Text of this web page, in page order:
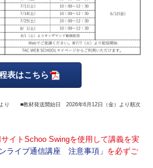
表はこちら
り
■教材発送開始日 2026年6月12日（金）より順次
イトSchoo Swingを使用して講義を実
ンライブ通信講座 注意事項」 を必ずご